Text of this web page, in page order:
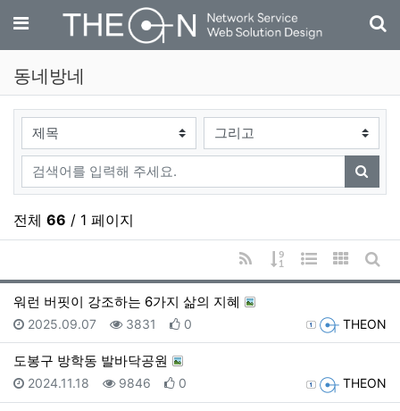
메뉴
동네방네
검색대상
검색어
검색
전체 66 / 1 페이지
RSS
게시물 정렬
웹진 스타일
갤러리게
워런 버핏이 강조하는 6가지 삶의 지혜
등록자 THEON
등록일
2025.09.07 조회
3831 추천
0
도봉구 방학동 발바닥공원
등록자 THEON
등록일
2024.11.18 조회
9846 추천
0